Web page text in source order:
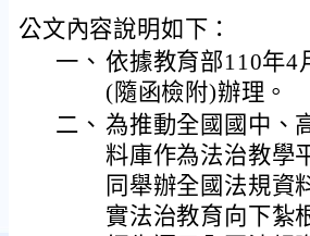
公文內容說明如下：
一、 依據教育部110年4
(隨函檢附)辦理。
二、 為推動全國國中、
料庫作為法治教學
同舉辦全國法規資
實法治教育向下紮